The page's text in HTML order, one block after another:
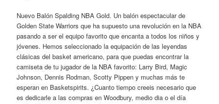
Nuevo Balón Spalding NBA Gold. Un balón espectacular de
Golden State Warriors que ha supuesto una revolución en la NBA
pasando a ser el equipo favorito que encanta a todos los niños y
jóvenes. Hemos seleccionado la equipación de las leyendas
clásicas del basket americano, para que puedas encontrar la
camiseta de tu jugador de la NBA favorito: Larry Bird, Magic
Johnson, Dennis Rodman, Scotty Pippen y muchas más te
esperan en Basketspirits. ¿Cuanto tiempo creeis necesario que
es dedicarle a las compras en Woodbury, medio dia o el día